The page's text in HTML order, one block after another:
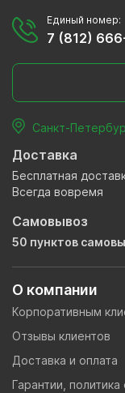
О компании
Корпоративным
Отзывы клиентов
Доставка и оплата
Гарантии,
Единый номер:
7 (812)
Санкт-
Доставка
Бесплатная
Всегда вовремя
Самовывоз
50 пунктов